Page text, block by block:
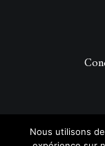
© 2026 Be
Nous utilisons